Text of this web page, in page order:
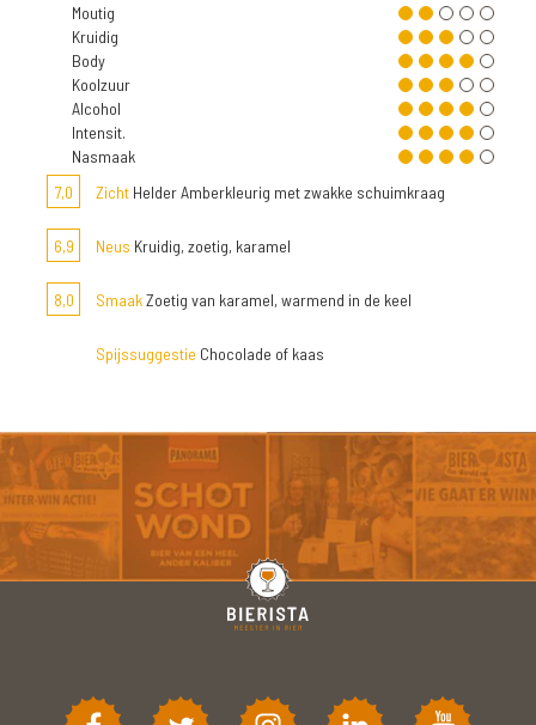
Moutig
Kruidig
Body
Koolzuur
Alcohol
Intensit.
Nasmaak
7,0
Zicht Helder Amberkleurig met zwakke schuimkraag
6,9 Neus Kruidig, zoetig, karamel
8,0 SmaakZoetig van karamel, warmend in de keel
Spijssuggestie Chocolade of kaas